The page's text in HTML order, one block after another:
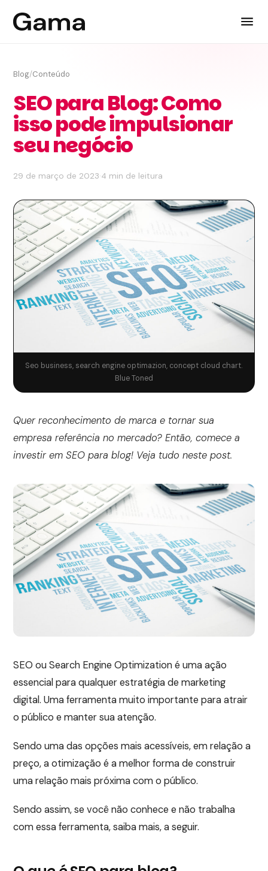
Blog/Conteúdo
SEO para Blog: Como
isso pode impulsionar
seu negócio
29 de março de 2023·4 min de leitura
Seo business, search engine optimazion, concept cloud chart.
Blue Toned
Quer reconhecimento de marca e tornar sua
empresa referência no mercado? Então, comece a
investir em SEO para blog! Veja tudo neste post.
SEO ou Search Engine Optimization é uma ação
essencial para qualquer estratégia de marketing
digital. Uma ferramenta muito importante para atrair
o público e manter sua atenção.
Sendo uma das opções mais acessíveis, em relação a
preço, a otimização é a melhor forma de construir
uma relação mais próxima com o público.
Sendo assim, se você não conhece e não trabalha
com essa ferramenta, saiba mais, a seguir.